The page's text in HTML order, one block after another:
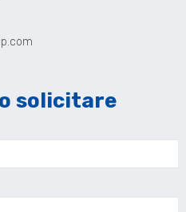
solicitare